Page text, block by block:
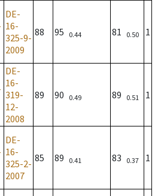
DE-
16-
325-9-
2009
88 95 0.44 81 0.50 1
DE-
16-
319-
12-
2008
89 90 0.49 89 0.51 1
DE-
16-
325-2-
2007
85 89 0.41 83 0.37 1